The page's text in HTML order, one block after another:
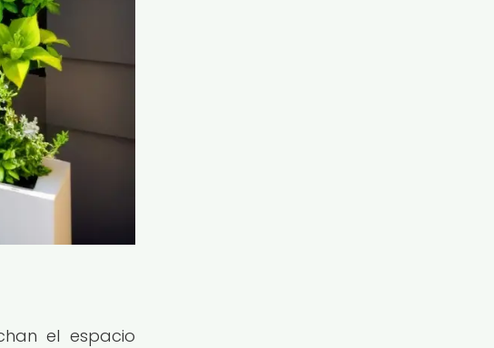
el espacio